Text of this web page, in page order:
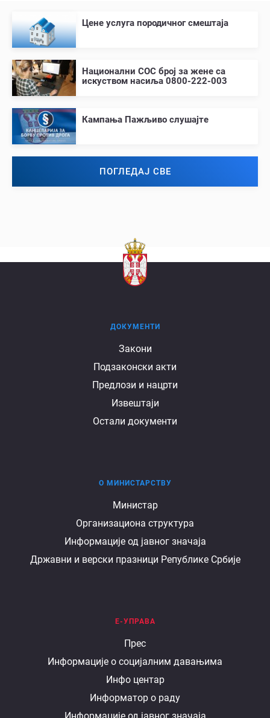
Цене услуга породичног смештаја
Национални СОС број за жене са
искуством насиља 0800-222-003
Кампања Пажљиво слушајте
ПОГЛЕДАЈ СВЕ
ДОКУМЕНТИ
Закони
Подзаконски акти
Предлози и нацрти
Извештаји
Остали документи
министарству
О МИНИСТАРСТВУ
Министар
Организациона структура
Информације од јавног значаја
Државни и верски празници Републике Србије
Е-УПРАВА
Прес
Информације о социјалним давањима
Инфо центар
Информатор о раду